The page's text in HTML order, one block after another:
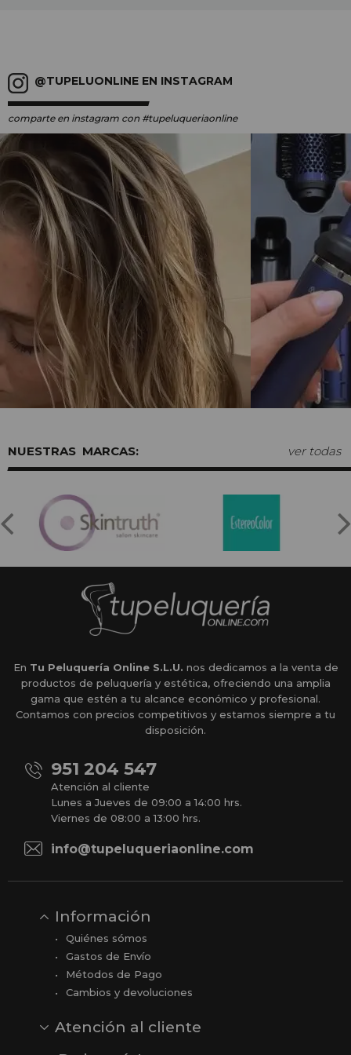
@TUPELUONLINE EN INSTAGRAM
comparte en instagram con #tupeluqueriaonline
MARCAS: ver todas
En Tu Peluquería Online S.L.U. nos dedicamos a la venta de
productos de peluquería y estética, ofreciendo una amplia
gama que estén a tu alcance económico y profesional.
Contamos con precios competitivos y estamos siempre a tu
disposición.
951 204 547
Atención al cliente
Lunes a Jueves de 09:00 a 14:00 hrs.
Viernes de 08:00 a 13:00 hrs.
info@tupeluqueriaonline.com
Información
Quiénes sómos
Gastos de Envío
Métodos de Pago
Cambios y devoluciones
Atención al cliente
Opiniones